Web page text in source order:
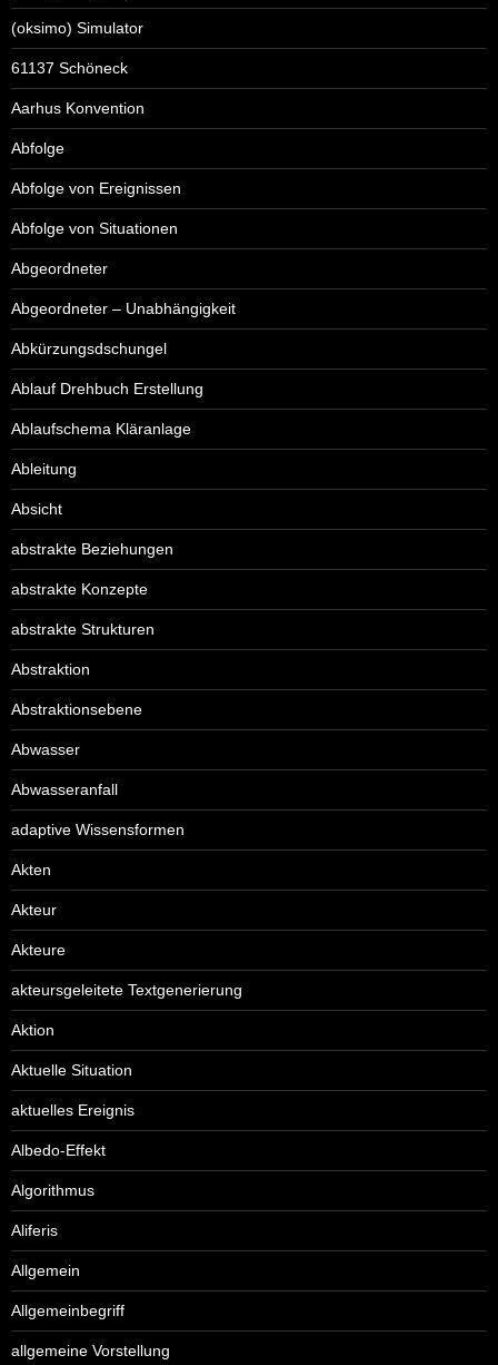
(oksimo) Simulator
61137 Schöneck
Aarhus Konvention
Abfolge
Abfolge von Ereignissen
Abfolge von Situationen
Abgeordneter
Abgeordneter – Unabhängigkeit
Abkürzungsdschungel
Ablauf Drehbuch Erstellung
Ablaufschema Kläranlage
Ableitung
Absicht
abstrakte Beziehungen
abstrakte Konzepte
abstrakte Strukturen
Abstraktion
Abstraktionsebene
Abwasser
Abwasseranfall
adaptive Wissensformen
Akten
Akteur
Akteure
akteursgeleitete Textgenerierung
Aktion
Aktuelle Situation
aktuelles Ereignis
Albedo-Effekt
Algorithmus
Aliferis
Allgemein
Allgemeinbegriff
allgemeine Vorstellung